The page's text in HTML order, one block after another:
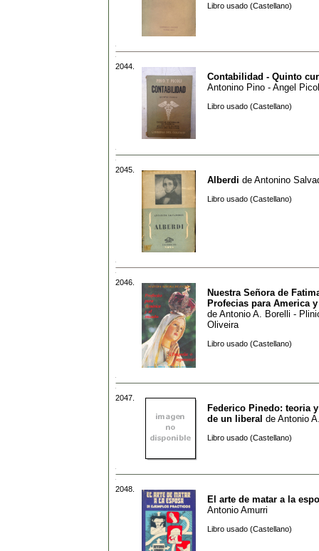
Libro usado (Castellano)
2044.
Contabilidad - Quinto
Antonino Pino - Angel
Libro usado (Castellano)
2045.
Alberdi de Antonino
Libro usado (Castellano)
2046.
Nuestra Señora de
Profecias para America
de Antonio A. Borelli -
Oliveira
Libro usado (Castellano)
2047.
Federico Pinedo: teoria
de un liberal de Antonio
Libro usado (Castellano)
2048.
El arte de matar a la
Antonio Amurri
Libro usado (Castellano)